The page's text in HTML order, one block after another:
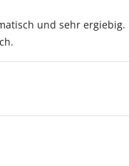
und sehr